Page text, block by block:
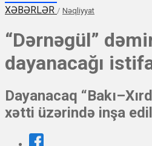
XƏBƏRLƏR / Nəqliyyat
“Dərnəgül”
dayanacağı
Dayanacaq
xətti üzərində inşa